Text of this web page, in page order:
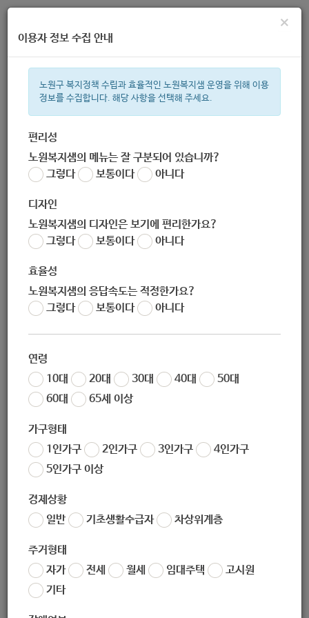
주간 인기검색어
한눈으로 보는 복지 정보
×
이용자 정보 수집 안내
노원구 복지정책 수립과 효율적인 노원복지샘 운영을 위해 이용
정보를 수집합니다. 해당 사항을 선택해 주세요.
편리성
노원복지샘의 메뉴는 잘 구분되어 있습니까?
그렇다
보통이다 아니다
디자인
노원복지샘의 디자인은 보기에 편리한가요?
그렇다
보통이다 아니다
효율성
노원복지샘의 응답속도는 적정한가요?
그렇다
보통이다 아니다
연령
10대
20대 30대 40대
50대
60대
65세 이상
가구형태
1인가구
2인가구 3인가구
4인가구
5인가구 이상
경제상황
일반
기초생활수급자 차상위계층
주거형태
자가
전세 월세 임대주택
고시원
기타
[밀알복지재단] 2020년 국내장애 및 저소득가정 지원사업 대상
자 모집 안내
작성자 노원 복지샘
작성일 2020-03-12 15:28
좋아요0 싫어요
[노원교육복지재단] 2020년 정책틈새네트워크지원 사업 신청 안내